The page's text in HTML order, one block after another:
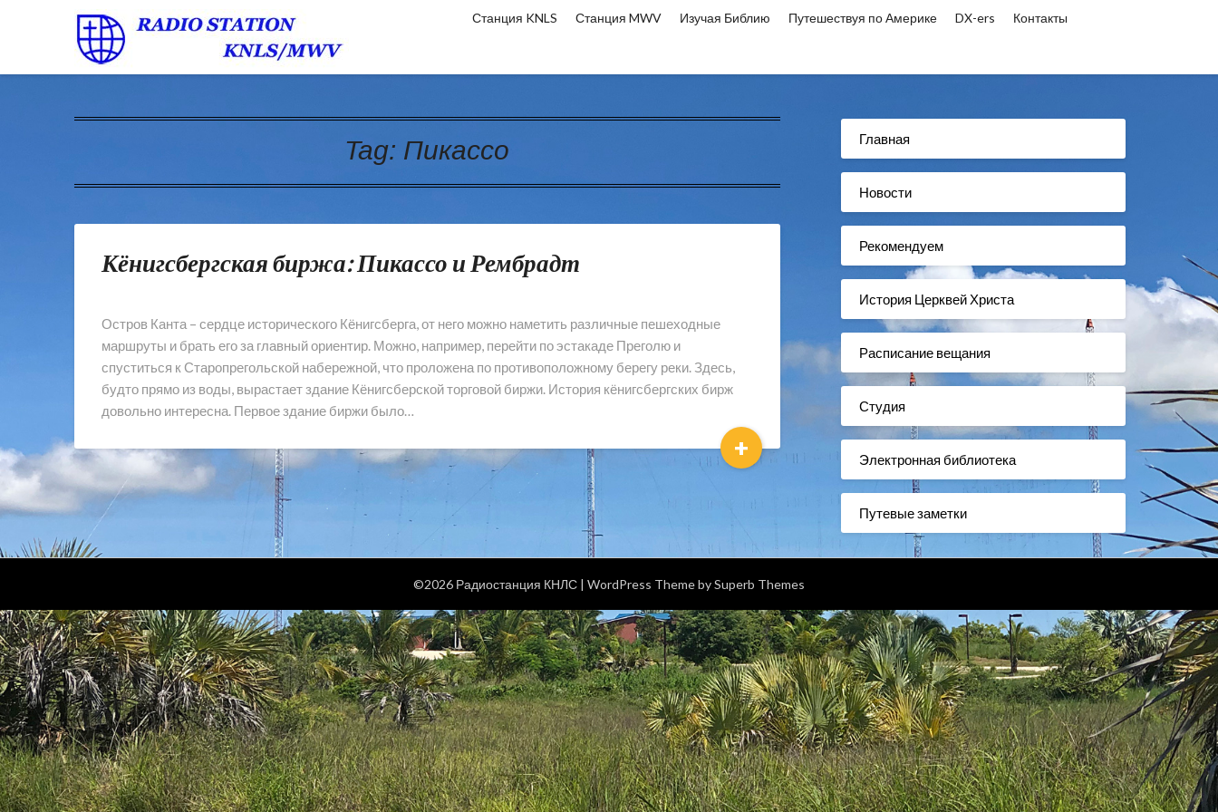
Станция KNLS Станция MWV Изучая Библию Путешествуя по Америке DX-ers Контакты
Tag: Пикассо
Кёнигсбергская биржа: Пикассо и Рембрадт
Остров Канта – сердце исторического Кёнигсберга, от него можно наметить различные пешеходные
маршруты и брать его за главный ориентир. Можно, например, перейти по эстакаде Преголю и
спуститься к Старопрегольской набережной, что проложена по противоположному берегу реки. Здесь,
будто прямо из воды, вырастает здание Кёнигсберской торговой биржи. История кёнигсбергских бирж
довольно интересна. Первое здание биржи было…
+
Главная
Новости
Рекомендуем
История Церквей Христа
Расписание вещания
Студия
Электронная библиотека
Путевые заметки
©2026 Радиостанция КНЛС | WordPress Theme bySuperb Themes